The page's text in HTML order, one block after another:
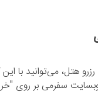
سفرمی بر روی